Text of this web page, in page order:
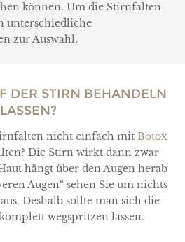
können. Um die Stirnfalten
unterschiedliche
zur Auswahl.
DER STIRN BEHANDELN
LASSEN?
nicht einfach mit Botox
Die Stirn wirkt dann zwar
hängt über den Augen herab
Augen“ sehen Sie um nichts
Deshalb sollte man sich die
wegspritzen lassen.